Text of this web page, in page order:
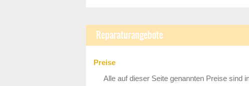
Reparaturangebote
Preise
Alle auf dieser Seite genannten Preise sind